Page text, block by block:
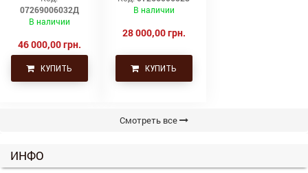
07269006032Д
В наличии
46 000,00 грн.
КУПИТЬ
Uniglory (Униглори)
В наличии
28 000,00 грн.
КУПИТЬ
Смотреть все
ИНФО